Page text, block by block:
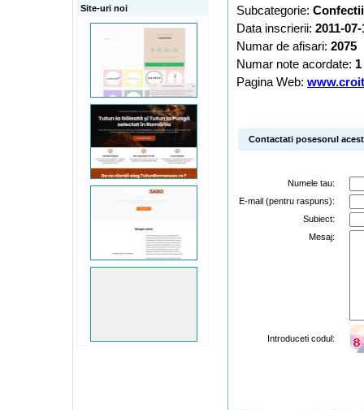
Site-uri noi
Subcategorie:
Data inscrierii: 2011-07-
Numar de afisari: 2075
Numar note acordate: 1
Pagina Web:
Contactati posesorul
Numele tau:
E-mail (pentru raspuns):
Subiect:
Mesaj:
Introduceti codul: